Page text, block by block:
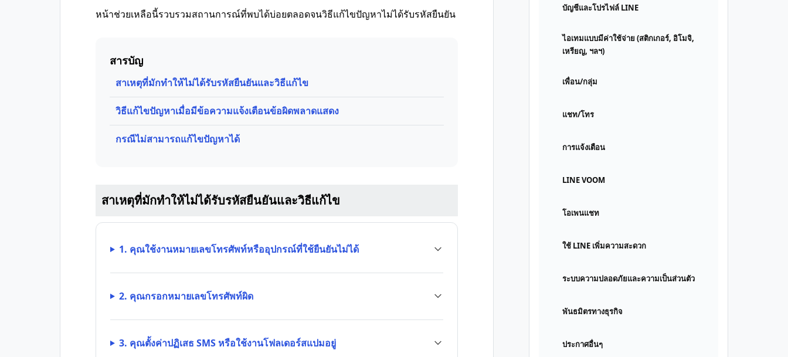
บัญชีและโปรไฟล์ LINE
ไอเทมแบบมีค่าใช้จ่าย (สติกเกอร์, อิโมจิ,
เหรียญ, ฯลฯ)
เพื่อน/กลุ่ม
แชท/โทร
การแจ้งเตือน
LINE VOOM
โอเพนแชท
ใช้ LINE เพิ่มความสะดวก
ระบบความปลอดภัยและความเป็นส่วนตัว
พันธมิตรทางธุรกิจ
ประกาศอื่นๆ
หน้าช่วยเหลือนี้รวบรวมสถานการณ์ที่พบได้บ่อยตลอดจนวิธีแก้ไขปัญหาไม่ได้รับรหัสยืนยัน
สารบัญ
สาเหตุที่มักทำให้ไม่ได้รับรหัสยืนยันและวิธีแก้ไข
วิธีแก้ไขปัญหาเมื่อมีข้อความแจ้งเตือนข้อผิดพลาดแสดง
กรณีไม่สามารถแก้ไขปัญหาได้
สาเหตุที่มักทำให้ไม่ได้รับรหัสยืนยันและวิธีแก้ไข
1. คุณใช้งานหมายเลขโทรศัพท์หรืออุปกรณ์ที่ใช้ยืนยันไม่ได้
2. คุณกรอกหมายเลขโทรศัพท์ผิด
3. คุณตั้งค่าปฏิเสธ SMS หรือใช้งานโฟลเดอร์สแปมอยู่